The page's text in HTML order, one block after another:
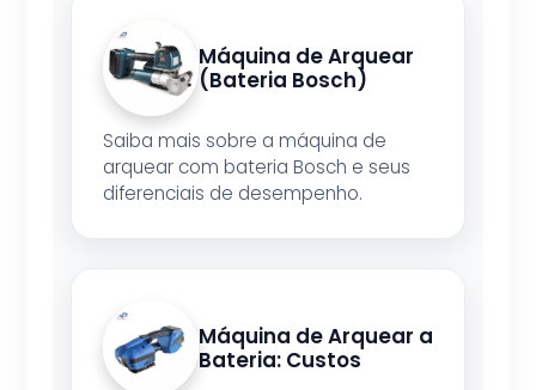
Máquina de Arquear
(Bateria Bosch)
Saiba mais sobre a máquina de
arquear com bateria Bosch e seus
diferenciais de desempenho.
Máquina de Arquear a
Bateria: Custos